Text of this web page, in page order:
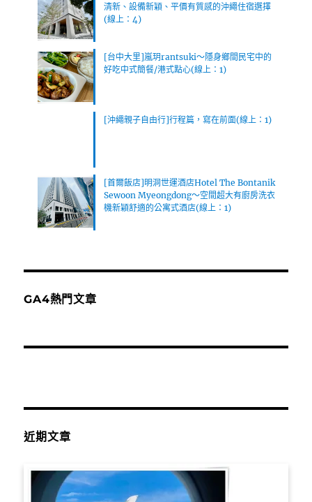
清新、設備新穎、平價有質感的沖繩住宿選擇
(線上：4)
[台中大里]嵐玥rantsuki～隱身鄉間民宅中的
好吃中式簡餐/港式點心(線上：1)
[沖繩親子自由行]行程篇，寫在前面(線上：1)
[首爾飯店]明洞世運酒店Hotel The Bontanik
Sewoon Myeongdong～空間超大有廚房洗衣
機新穎舒適的公寓式酒店(線上：1)
GA4熱門文章
近期文章